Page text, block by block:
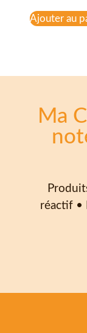
Ajouter au
Ma
réactif •